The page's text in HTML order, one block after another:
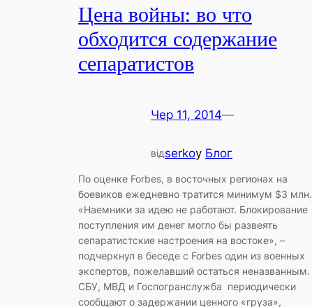
Цена войны: во что
обходится содержание
сепаратистов
Чер 11, 2014—
відserkoу Блог
По оценке Forbes, в восточных регионах на
боевиков ежедневно тратится минимум $3 млн.
«Наемники за идею не работают. Блокирование
поступления им денег могло бы развеять
сепаратистские настроения на востоке», –
подчеркнул в беседе с Forbes один из военных
экспертов, пожелавший остаться неназванным.
СБУ, МВД и Госпогранслужба периодически
сообщают о задержании ценного «груза»,